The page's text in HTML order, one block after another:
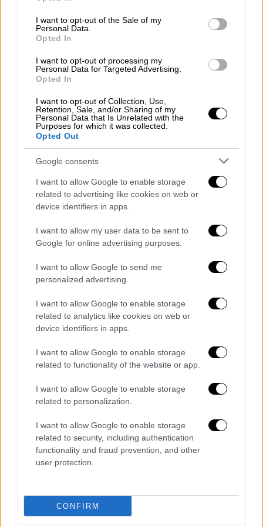
use your data for below specified purposes in below Google
consent section.
I want to opt-out of the Sale of my
Personal Data.
Opted In
I want to opt-out of processing my
Personal Data for Targeted Advertising.
Opted In
I want to opt-out of Collection, Use,
Retention, Sale, and/or Sharing of my
Personal Data that Is Unrelated with the
Purposes for which it was collected.
Opted Out
Google consents
I want to allow Google to enable storage
related to advertising like cookies on web or
device identifiers in apps.
I want to allow my user data to be sent to
Google for online advertising purposes.
I want to allow Google to send me
personalized advertising.
I want to allow Google to enable storage
related to analytics like cookies on web or
device identifiers in apps.
I want to allow Google to enable storage
related to functionality of the website or app.
I want to allow Google to enable storage
related to personalization.
I want to allow Google to enable storage
related to security, including authentication
functionality and fraud prevention, and other
user protection.
CONFIRM
Μπάμπης Κούτσικος είχε εξαφανιστεί στις 4
Ιανουαρίου 2024 και στις 22 του ίδιου μήνα
εντοπίστηκε η σορός του στον
Κάμπο
Ευηνοχωρίου, με τον θάνατό του να
καραμπίνα, καθώς ο δράστης χρησιμοποίησε
φυσίγγια για αγριογούρουνο.
Συνεχίζει να δηλώνει αθώος ο
Μπάμπης Κούτσικος
Είναι χρήσιμο να σημειωθεί ότι από την
πρώτη στιγμή στο κάδρο των Αρχών είχε
θύματος. Όπως αναφέρει το aixmi-news.gr ο
ίδιος έδωσε συμπληρωματική κατάθεση
στην ανακρίτριαΜεσολογγίου
επέστρεψε στις φυλακές
δολοφονία και για αυτό έχει διαταχθεί η
προφυλάκισή του.
Ο κατηγορούμενος συνεχίζει να υποστηρίζει
ότι δεν σκότωσε τον 31χρονο, ενώ άλλοι
δώδεκα μάρτυρες φέρονται να ισχυρίζονται
ότι ο κρεοπώληςδεν έχει καμία σχέση με τη
Σημειώνεται ότι οκρεοπώληςυπογράμμισε
ότι δεν βρέθηκε βιολογικό υλικό του ίδιου
στον τόπο του εγκλήματος, με τους
βρίσκονται έξω από τη δικαστική αίθουσα
κατά τη διάρκεια της κατάθεσης. Τέλος,